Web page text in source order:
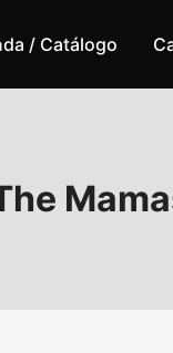
/ Catálogo